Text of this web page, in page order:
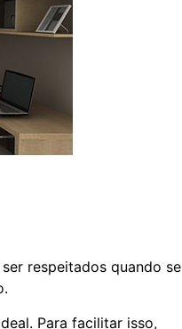
respeitados quando se
Para facilitar isso,